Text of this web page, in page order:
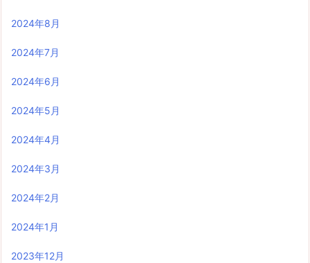
2024年8月
2024年7月
2024年6月
2024年5月
2024年4月
2024年3月
2024年2月
2024年1月
2023年12月